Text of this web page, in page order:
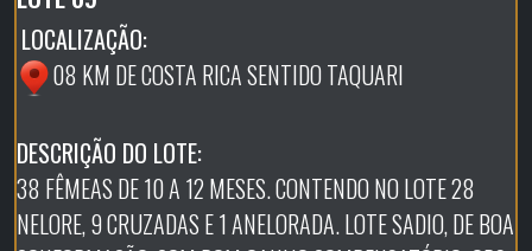
LOCALIZAÇÃO:
08 KM DE COSTA RICA SENTIDO TAQUARI
DESCRIÇÃO DO LOTE:
38 FÊMEAS DE 10 A 12 MESES. CONTENDO NO LOTE 28
NELORE, 9 CRUZADAS E 1 ANELORADA. LOTE SADIO, DE BOA